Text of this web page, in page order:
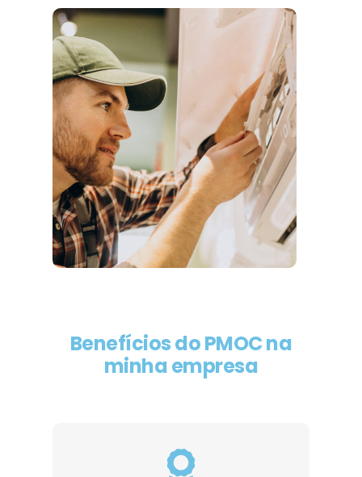
Benefícios do PMOC na
minha empresa